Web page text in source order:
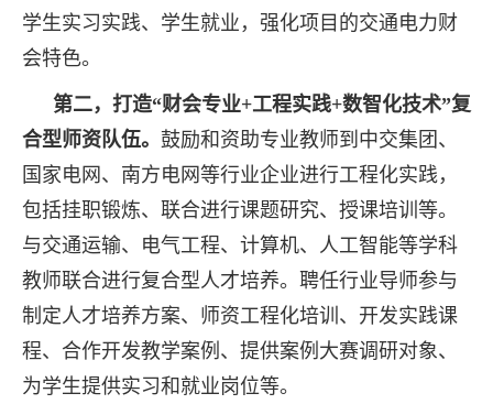
学生实习实践、学生就业，强化项目的交通电力财
会特色。
第二，打造“财会专业+工程实践+数智化技术”复
合型师资队伍。 鼓励和资助专业教师到中交集团、
国家电网、南方电网等行业企业进行工程化实践，
包括挂职锻炼、联合进行课题研究、授课培训等。
与交通运输、电气工程、计算机、人工智能等学科
教师联合进行复合型人才培养。聘任行业导师参与
制定人才培养方案、师资工程化培训、开发实践课
程、合作开发教学案例、提供案例大赛调研对象、
为学生提供实习和就业岗位等。